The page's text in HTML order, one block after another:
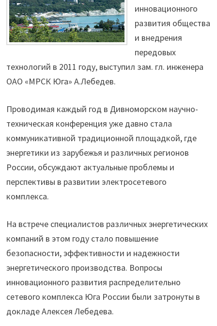
инновационного
развития общества
и внедрения
передовых
технологий в 2011 году, выступил зам. гл. инженера
ОАО «МРСК Юга» А.Лебедев.
Проводимая каждый год в Дивноморском научно-
техническая конференция уже давно стала
коммуникативной традиционной площадкой, где
энергетики из зарубежья и различных регионов
России, обсуждают актуальные проблемы и
перспективы в развитии электросетевого
комплекса.
На встрече специалистов различных энергетических
компаний в этом году стало повышение
безопасности, эффективности и надежности
энергетического производства. Вопросы
инновационного развития распределительно
сетевого комплекса Юга России были затронуты в
докладе Алексея Лебедева.